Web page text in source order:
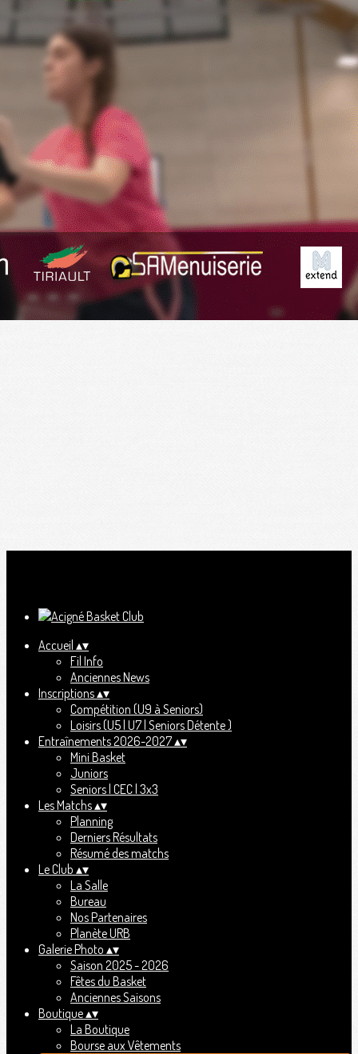
Exporter les lignes sélectionnées
Exporter toutes les colonnes
Exporter uniquement les colonnes affichées
Planning
Derniers Résultats
Résumé des matchs
?>
Images de la page d'accueil
Cliquez pour éditer
Accueil ▴▾
Fil Info
Anciennes News
Inscriptions▴▾
Compétition (U9 à Seniors)
Loisirs (U5 | U7 | Seniors Détente )
Entraînements 2026-2027▴▾
Mini Basket
Juniors
Seniors | CEC | 3x3
Les Matchs▴▾
Planning
Derniers Résultats
Résumé des matchs
Le Club ▴▾
La Salle
Bureau
Nos Partenaires
Planète URB
Galerie Photo ▴▾
Saison 2025 - 2026
Fêtes du Basket
Anciennes Saisons
Boutique▴▾
La Boutique
Bourse aux Vêtements